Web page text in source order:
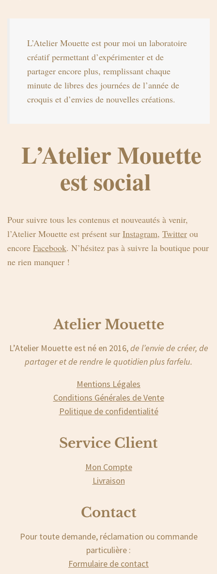
L’Atelier Mouette est pour moi un laboratoire
créatif permettant d’expérimenter et de
partager encore plus, remplissant chaque
minute de libres des journées de l’année de
croquis et d’envies de nouvelles créations.
L’Atelier Mouette
est social
Pour suivre tous les contenus et nouveautés à venir,
l’Atelier Mouette est présent sur Instagram, Twitter ou
encore Facebook. N’hésitez pas à suivre la boutique pour
ne rien manquer !
Atelier Mouette
L’Atelier Mouette est né en 2016,de l’envie de créer, de
partager et de rendre le quotidien plus farfelu.
Mentions Légales
Conditions Générales de Vente
Politique de confidentialité
Service Client
Mon Compte
Livraison
Contact
Pour toute demande, réclamation ou commande
particulière :
Formulaire de contact